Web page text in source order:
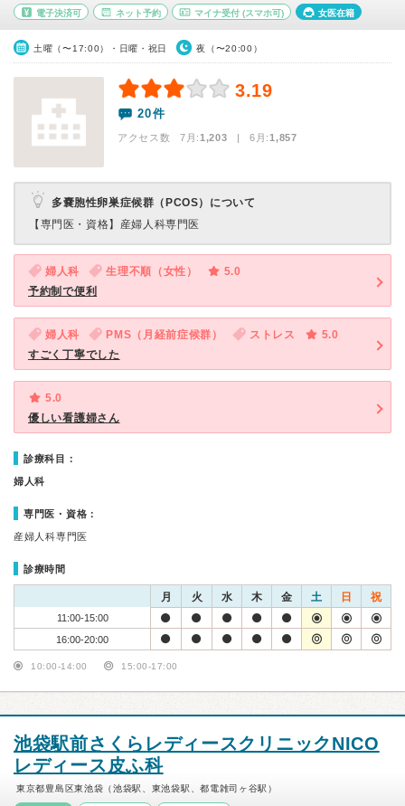
電子決済可 ネット予約 マイナ受付 (スマホ可) 女医在籍
土曜（〜17:00）・日曜・祝日 夜（〜20:00）
3.19
20件
アクセス数 7月:1,203 | 6月:1,857
多嚢胞性卵巣症候群（PCOS）について
【専門医・資格】 産婦人科専門医
婦人科 生理不順（女性）
5.0
予約制で便利
婦人科 PMS（月経前症候群） ストレス
5.0
すごく丁寧でした
5.0
優しい看護婦さん
診療科目：
婦人科
専門医・資格：
産婦人科専門医
診療時間
月 火 水 木 金 土 日 祝
11:00-15:00
16:00-20:00
10:00-14:00 15:00-17:00
池袋駅前さくらレディースクリニックNICO
レディース皮ふ科
東京都豊島区東池袋（池袋駅、東池袋駅、都電雑司ヶ谷駅）